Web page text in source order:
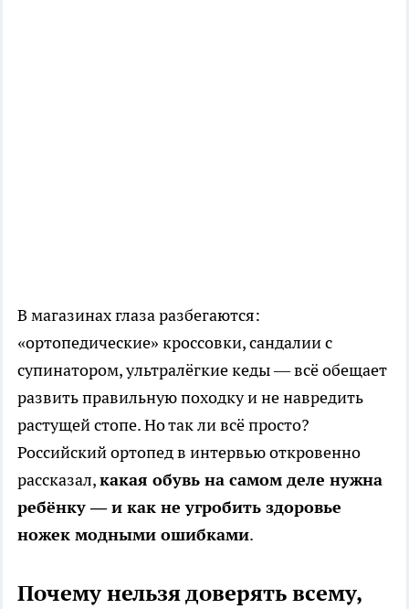
В магазинах глаза разбегаются:
«ортопедические» кроссовки, сандалии с
супинатором, ультралёгкие кеды — всё обещает
развить правильную походку и не навредить
растущей стопе. Но так ли всё просто?
Российский ортопед в интервью откровенно
рассказал,какая обувь на самом деле нужна
ребёнку — и как не угробить здоровье
ножек модными ошибками.
Почему нельзя доверять всему,